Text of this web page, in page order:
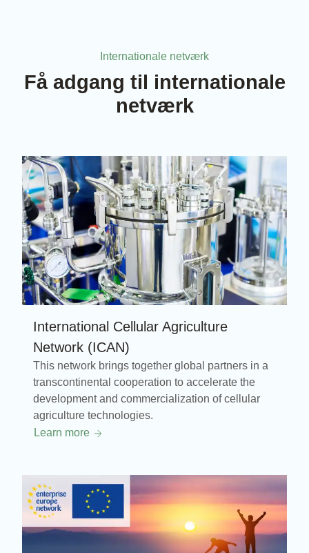
Internationale netværk
Få adgang til internationale
netværk
International Cellular Agriculture
Network (ICAN)
This network brings together global partners in a
transcontinental cooperation to accelerate the
development and commercialization of cellular
agriculture technologies.
Learn more